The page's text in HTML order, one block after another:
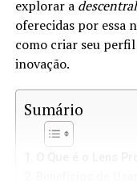
explorar a
oferecidas por essa
como criar seu
inovação.
Sumário